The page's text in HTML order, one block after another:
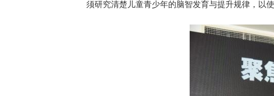
须研究清楚儿童青少年的脑智发育与提升规律，以